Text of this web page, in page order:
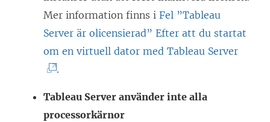
Mer information finns i Fel ”Tableau
Server är olicensierad” Efter att du startat
om en virtuell dator med Tableau Server(
.
Tableau Server använder inte alla
processorkärnor